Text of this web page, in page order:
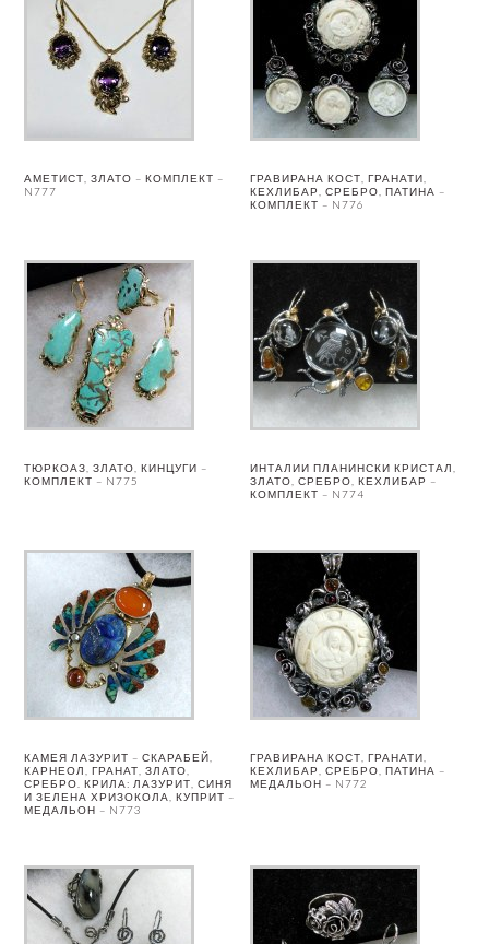
АМЕТИСТ, ЗЛАТО – КОМПЛЕКТ –
N777
ГРАВИРАНА КОСТ, ГРАНАТИ,
КЕХЛИБАР, СРЕБРО, ПАТИНА –
КОМПЛЕКТ – N776
ТЮРКОАЗ, ЗЛАТО, КИНЦУГИ –
КОМПЛЕКТ – N775
ИНТАЛИИ ПЛАНИНСКИ КРИСТАЛ,
ЗЛАТО, СРЕБРО, КЕХЛИБАР –
КОМПЛЕКТ – N774
КАМЕЯ ЛАЗУРИТ – СКАРАБЕЙ,
КАРНЕОЛ, ГРАНАТ, ЗЛАТО,
СРЕБРО. КРИЛА: ЛАЗУРИТ, СИНЯ
И ЗЕЛЕНА ХРИЗОКОЛА, КУПРИТ –
МЕДАЛЬОН – N773
ГРАВИРАНА КОСТ, ГРАНАТИ,
КЕХЛИБАР, СРЕБРО, ПАТИНА –
МЕДАЛЬОН – N772